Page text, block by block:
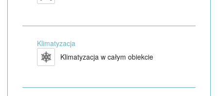
Klimatyzacja
Klimatyzacja w całym obiekcie